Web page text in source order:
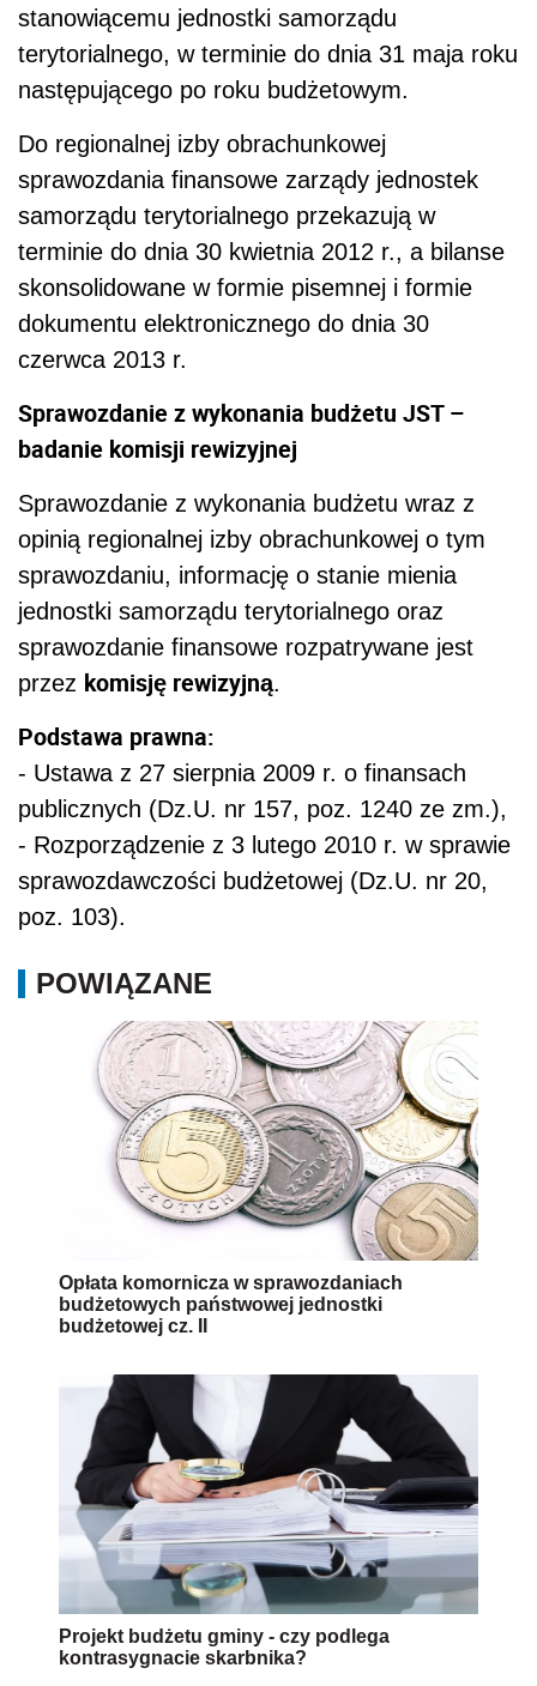
stanowiącemu jednostki samorządu
terytorialnego, w terminie do dnia 31 maja roku
następującego po roku budżetowym.
Do regionalnej izby obrachunkowej
sprawozdania finansowe zarządy jednostek
samorządu terytorialnego przekazują w
terminie do dnia 30 kwietnia 2012 r., a bilanse
skonsolidowane w formie pisemnej i formie
dokumentu elektronicznego do dnia 30
czerwca 2013 r.
Sprawozdanie z wykonania budżetu JST –
badanie komisji rewizyjnej
Sprawozdanie z wykonania budżetu wraz z
opinią regionalnej izby obrachunkowej o tym
sprawozdaniu, informację o stanie mienia
jednostki samorządu terytorialnego oraz
sprawozdanie finansowe rozpatrywane jest
przez komisję rewizyjną.
Podstawa prawna:
- Ustawa z 27 sierpnia 2009 r. o finansach
publicznych (Dz.U. nr 157, poz. 1240 ze zm.),
- Rozporządzenie z 3 lutego 2010 r. w sprawie
sprawozdawczości budżetowej (Dz.U. nr 20,
poz. 103).
POWIĄZANE
Opłata komornicza w sprawozdaniach
budżetowych państwowej jednostki
budżetowej cz. II
Projekt budżetu gminy - czy podlega
kontrasygnacie skarbnika?